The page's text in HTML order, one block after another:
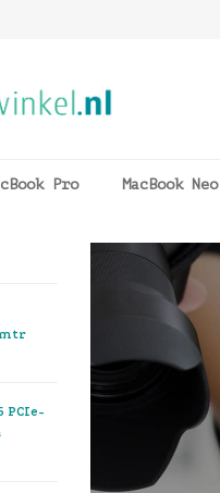
Pro MacBook Neo
PCIe-